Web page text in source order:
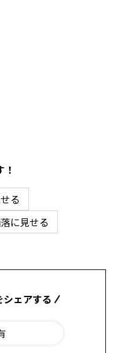
る
に見せる
ェアする